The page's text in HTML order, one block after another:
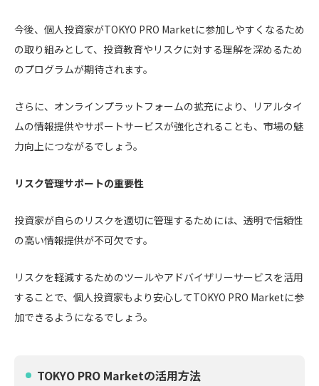
今後、個人投資家がTOKYO PRO Marketに参加しやすくなるため
の取り組みとして、投資教育やリスクに対する理解を深めるため
のプログラムが期待されます。
さらに、オンラインプラットフォームの拡充により、リアルタイ
ムの情報提供やサポートサービスが強化されることも、市場の魅
力向上につながるでしょう。
リスク管理サポートの重要性
投資家が自らのリスクを適切に管理するためには、透明で信頼性
の高い情報提供が不可欠です。
リスクを軽減するためのツールやアドバイザリーサービスを活用
することで、個人投資家もより安心してTOKYO PRO Marketに参
加できるようになるでしょう。
TOKYO PRO Marketの活用方法